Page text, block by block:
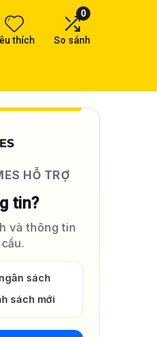
thích
0
So sánh
HỖ TRỢ
tin?
và thông tin
sách
sách mới